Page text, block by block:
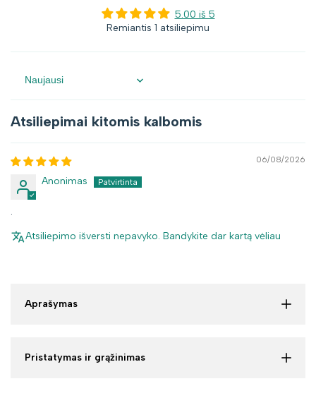
5.00 iš 5
Remiantis 1 atsiliepimu
Sort by
Atsiliepimai kitomis kalbomis
06/08/2026
Anonimas
.
Atsiliepimo išversti nepavyko. Bandykite dar kartą vėliau
Aprašymas
Pristatymas ir grąžinimas